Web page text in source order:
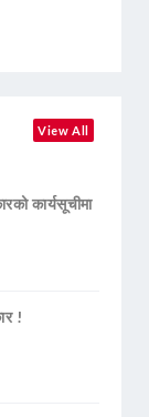
View All
कार्यसूचीमा
!